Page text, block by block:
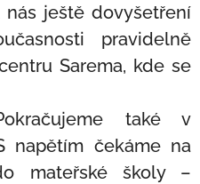
ještě dovyšetření
pravidelně
Sarema, kde se
také v
napětím čekáme na
mateřské školy –